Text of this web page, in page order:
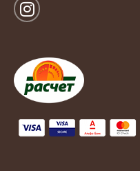
n
a
g
r
a
m